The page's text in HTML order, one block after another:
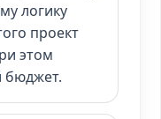
логику
проект
этом
бюджет.